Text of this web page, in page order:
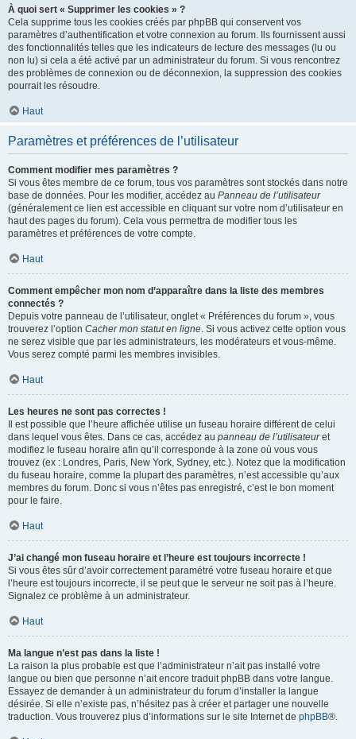
À quoi sert « Supprimer les cookies » ?
Cela supprime tous les cookies créés par phpBB qui conservent vos
paramètres d’authentification et votre connexion au forum. Ils fournissent aussi
des fonctionnalités telles que les indicateurs de lecture des messages (lu ou
non lu) si cela a été activé par un administrateur du forum. Si vous rencontrez
des problèmes de connexion ou de déconnexion, la suppression des cookies
pourrait les résoudre.
Haut
Paramètres et préférences de l’utilisateur
Comment modifier mes paramètres ?
Si vous êtes membre de ce forum, tous vos paramètres sont stockés dans notre
base de données. Pour les modifier, accédez au Panneau de l’utilisateur
(généralement ce lien est accessible en cliquant sur votre nom d’utilisateur en
haut des pages du forum). Cela vous permettra de modifier tous les
paramètres et préférences de votre compte.
Haut
Comment empêcher mon nom d’apparaître dans la liste des membres
connectés ?
Depuis votre panneau de l’utilisateur, onglet « Préférences du forum », vous
trouverez l’option Cacher mon statut en ligne. Si vous activez cette option vous
ne serez visible que par les administrateurs, les modérateurs et vous-même.
Vous serez compté parmi les membres invisibles.
Haut
Les heures ne sont pas correctes !
Il est possible que l’heure affichée utilise un fuseau horaire différent de celui
dans lequel vous êtes. Dans ce cas, accédez au panneau de l’utilisateuret
modifiez le fuseau horaire afin qu’il corresponde à la zone où vous vous
trouvez (ex : Londres, Paris, New York, Sydney, etc.). Notez que la modification
du fuseau horaire, comme la plupart des paramètres, n’est accessible qu’aux
membres du forum. Donc si vous n’êtes pas enregistré, c’est le bon moment
pour le faire.
Haut
J’ai changé mon fuseau horaire et l’heure est toujours incorrecte !
Si vous êtes sûr d’avoir correctement paramétré votre fuseau horaire et que
l’heure est toujours incorrecte, il se peut que le serveur ne soit pas à l’heure.
Signalez ce problème à un administrateur.
Haut
Ma langue n’est pas dans la liste !
La raison la plus probable est que l’administrateur n’ait pas installé votre
langue ou bien que personne n’ait encore traduit phpBB dans votre langue.
Essayez de demander à un administrateur du forum d’installer la langue
désirée. Si elle n’existe pas, n’hésitez pas à créer et partager une nouvelle
traduction. Vous trouverez plus d’informations sur le site Internet de phpBB®.